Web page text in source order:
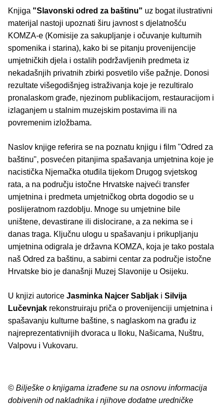
Knjiga "Slavonski odred za baštinu" uz bogat ilustrativni
materijal nastoji upoznati širu javnost s djelatnošću
KOMZA-e (Komisije za sakupljanje i očuvanje kulturnih
spomenika i starina), kako bi se pitanju provenijencije
umjetničkih djela i ostalih podržavljenih predmeta iz
nekadašnjih privatnih zbirki posvetilo više pažnje. Donosi
rezultate višegodišnjeg istraživanja koje je rezultiralo
pronalaskom građe, njezinom publikacijom, restauracijom i
izlaganjem u stalnim muzejskim postavima ili na
povremenim izložbama.
Naslov knjige referira se na poznatu knjigu i film "Odred za
baštinu", posvećen pitanjima spašavanja umjetnina koje je
nacistička Njemačka otuđila tijekom Drugog svjetskog
rata, a na području istočne Hrvatske najveći transfer
umjetnina i predmeta umjetničkog obrta dogodio se u
poslijeratnom razdoblju. Mnoge su umjetnine bile
uništene, devastirane ili dislocirane, a za nekima se i
danas traga. Ključnu ulogu u spašavanju i prikupljanju
umjetnina odigrala je državna KOMZA, koja je tako postala
naš Odred za baštinu, a sabirni centar za područje istočne
Hrvatske bio je današnji Muzej Slavonije u Osijeku.
U knjizi autorice Jasminka Najcer Sabljak i Silvija
Lučevnjak rekonstruiraju priča o provenijenciji umjetnina i
spašavanju kulturne baštine, s naglaskom na građu iz
najreprezentativnijih dvoraca u Iloku, Našicama, Nuštru,
Valpovu i Vukovaru.
© Bilješke o knjigama izrađene su na osnovu informacija
dobivenih od nakladnika i njihove dodatne uredničke